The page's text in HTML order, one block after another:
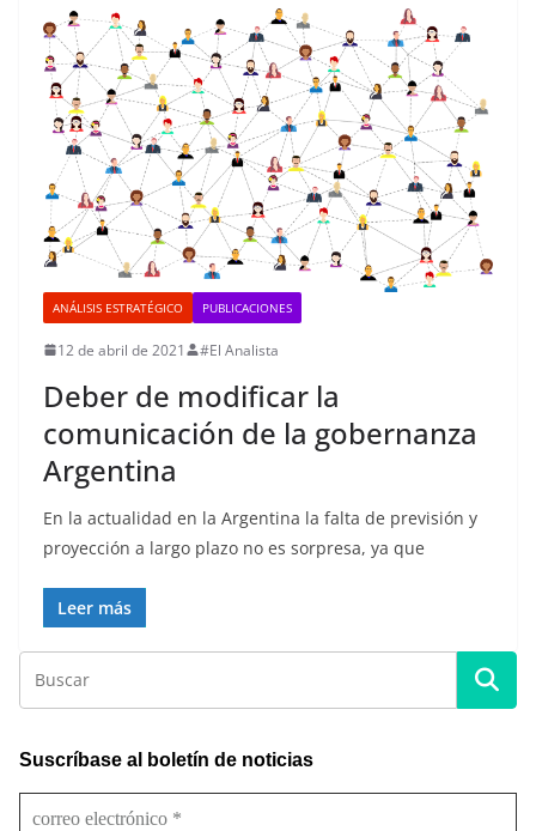
ANÁLISIS ESTRATÉGICO PUBLICACIONES
12 de abril de 2021 #El Analista
Deber de modificar la
comunicación de la gobernanza
Argentina
En la actualidad en la Argentina la falta de previsión y
proyección a largo plazo no es sorpresa, ya que
Leer más
Suscríbase al boletín de noticias